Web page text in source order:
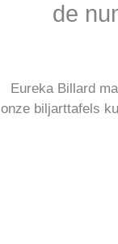
de
Eureka Billard
onze biljarttafels